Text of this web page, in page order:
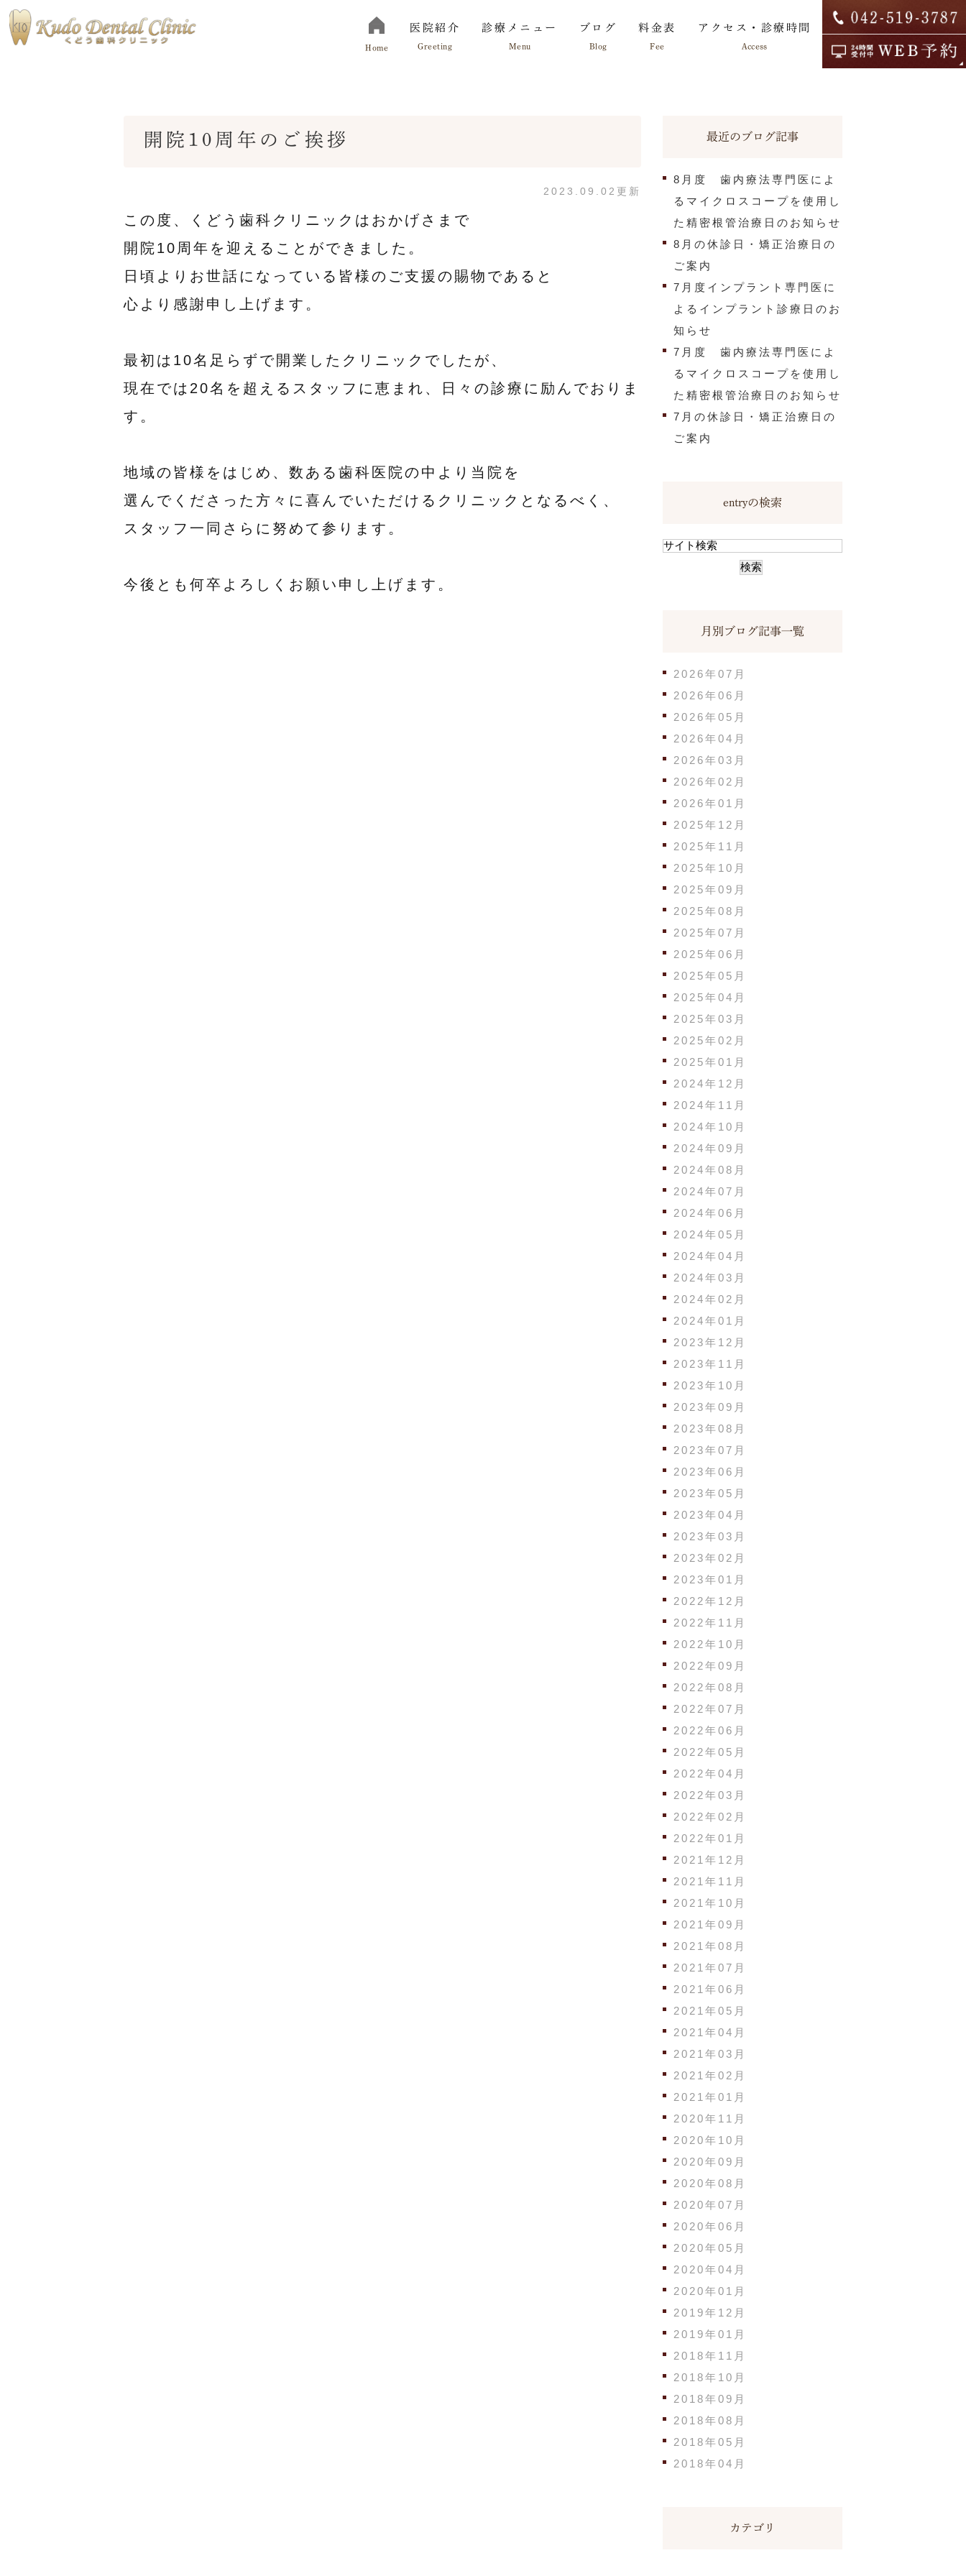
Home
医院紹介
Greeting
当院の特徴 私たちが大切にしていること 院内ツアー 求人情報
診療メニュー
Menu
ブログ
Blog
医院ブログ 術後ブログ
料金表
Fee
アクセス・診療時間
Access
開院10周年のご挨拶
2023.09.02更新
この度、くどう歯科クリニックはおかげさまで
開院10周年を迎えることができました。
日頃よりお世話になっている皆様のご支援の賜物であると
心より感謝申し上げます。
最初は10名足らずで開業したクリニックでしたが、
現在では20名を超えるスタッフに恵まれ、日々の診療に励んでおりま
す。
地域の皆様をはじめ、数ある歯科医院の中より当院を
選んでくださった方々に喜んでいただけるクリニックとなるべく、
スタッフ一同さらに努めて参ります。
今後とも何卒よろしくお願い申し上げます。
最近のブログ記事
8月度 歯内療法専門医によ
るマイクロスコープを使用し
た精密根管治療日のお知らせ
8月の休診日・矯正治療日の
ご案内
7月度インプラント専門医に
よるインプラント診療日のお
知らせ
7月度 歯内療法専門医によ
るマイクロスコープを使用し
た精密根管治療日のお知らせ
7月の休診日・矯正治療日の
ご案内
entryの検索
月別ブログ記事一覧
2026年07月
2026年06月
2026年05月
2026年04月
2026年03月
2026年02月
2026年01月
2025年12月
2025年11月
2025年10月
2025年09月
2025年08月
2025年07月
2025年06月
2025年05月
2025年04月
2025年03月
2025年02月
2025年01月
2024年12月
2024年11月
2024年10月
2024年09月
2024年08月
2024年07月
2024年06月
2024年05月
2024年04月
2024年03月
2024年02月
2024年01月
2023年12月
2023年11月
2023年10月
2023年09月
2023年08月
2023年07月
2023年06月
2023年05月
2023年04月
2023年03月
2023年02月
2023年01月
2022年12月
2022年11月
2022年10月
2022年09月
2022年08月
2022年07月
2022年06月
2022年05月
2022年04月
2022年03月
2022年02月
2022年01月
2021年12月
2021年11月
2021年10月
2021年09月
2021年08月
2021年07月
2021年06月
2021年05月
2021年04月
2021年03月
2021年02月
2021年01月
2020年11月
2020年10月
2020年09月
2020年08月
2020年07月
2020年06月
2020年05月
2020年04月
2020年01月
2019年12月
2019年01月
2018年11月
2018年10月
2018年09月
2018年08月
2018年05月
2018年04月
カテゴリ